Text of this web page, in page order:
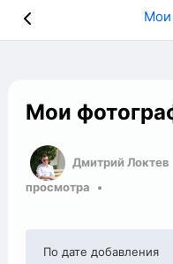
Мои
Мои
Дмитрий Локтев
просмотра
По дате добавления